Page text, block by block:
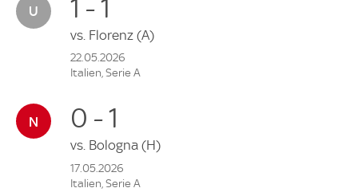
1 - 1
vs. Florenz (A)
22.05.2026
Italien, Serie A
0 - 1
vs. Bologna (H)
17.05.2026
Italien, Serie A